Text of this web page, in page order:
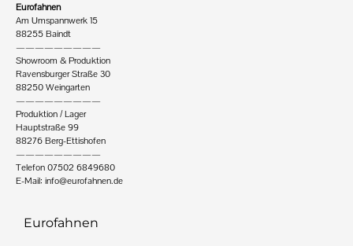
Eurofahnen
Am Umspannwerk 15
88255 Baindt
—————————
Showroom & Produktion
Ravensburger Straße 30
88250 Weingarten
—————————
Produktion / Lager
Hauptstraße 99
88276 Berg-Ettishofen
—————————
Telefon 07502 6849680
E-Mail: info@eurofahnen.de
Eurofahnen